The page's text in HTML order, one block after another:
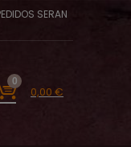
SERAN
0
0,00 €